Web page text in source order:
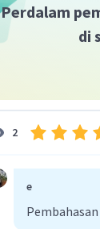
Perdalam
di
2
e